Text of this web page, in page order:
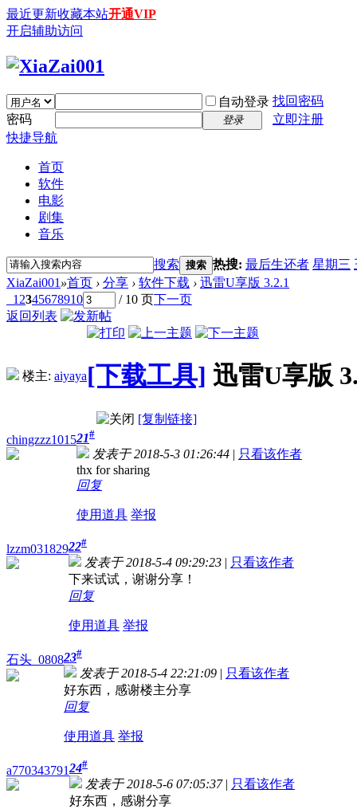
最近更新收藏本站开通VIP
开启辅助访问
自动登录 找回密码
密码
登录
立即注册
快捷导航
首页
软件
电影
剧集
音乐
搜索 搜索 热搜: 最后生还者 星期三
XiaZai001 »首页 › 分享 › 软件下载 › 迅雷U享版 3.2.1
1 2345678910 / 10 页下一页
返回列表
楼主: aiyaya[下载工具] 迅雷U享版
[复制链接]
chingzzz101521#
发表于 2018-5-3 01:26:44 | 只看该作者
thx for sharing
回复
使用道具 举报
lzzm03182922#
发表于 2018-5-4 09:29:23 | 只看该作者
下来试试，谢谢分享！
回复
使用道具 举报
石头_080823#
发表于 2018-5-4 22:21:09 | 只看该作者
好东西，感谢楼主分享
回复
使用道具 举报
a77034379124#
发表于 2018-5-6 07:05:37 | 只看该作者
好东西，感谢分享